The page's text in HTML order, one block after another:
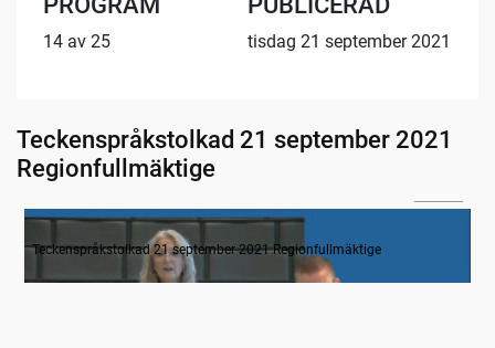
14 av 25 tisdag 21 september 2021
Teckenspråkstolkad 21 september 2021
Regionfullmäktige
Inledande formalia
Teckenspråkstolkad 21 september 2021 Regionfullmäktige